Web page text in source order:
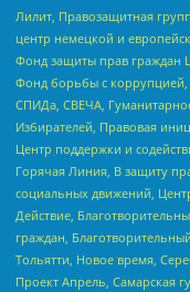
Лилит, Правозащитная
центр немецкой и
Фонд защиты прав граждан
Фонд борьбы с
СПИДа, СВЕЧА,
Избирателей, Правовая
Центр поддержки и
Горячая Линия, В защиту
социальных движений,
Действие,
граждан,
Тольятти, Новое время,
Проект Апрель, Самарская